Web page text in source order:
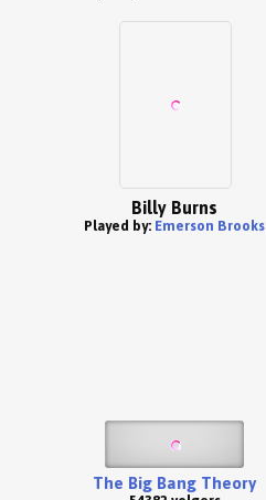
Billy Burns
Played by: Emerson Brooks
The Big Bang Theory